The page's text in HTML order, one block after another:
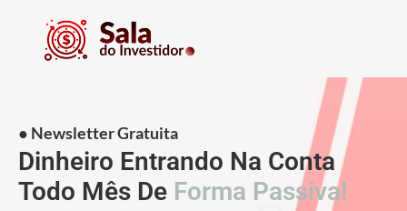
● Newsletter Gratuita
Dinheiro Entrando Na Conta
Todo Mês De Forma Passiva!